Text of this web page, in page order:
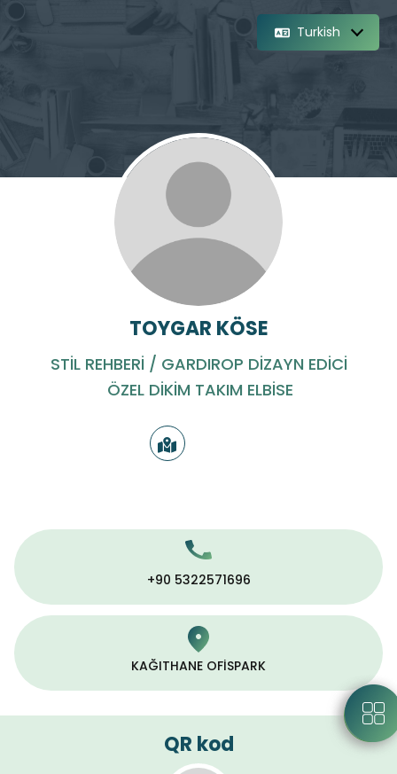
Turkish
TOYGAR KÖSE
STİL REHBERİ / GARDIROP DİZAYN EDİCİ
ÖZEL DİKİM TAKIM ELBİSE
+90 5322571696
KAĞITHANE OFİSPARK
QR kod